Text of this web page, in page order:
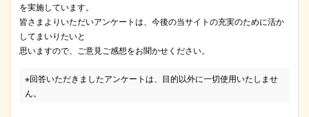
を実施しています。
皆さまよりいただいアンケートは、今後の当サイトの充実のために活か
してまいりたいと
思いますので、ご意見ご感想をお聞かせください。
※回答いただきましたアンケートは、目的以外に一切使用いたしませ
ん。